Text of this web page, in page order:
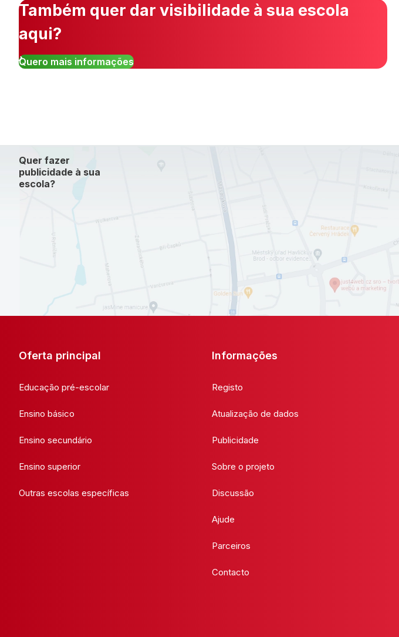
Também quer dar visibilidade à sua escola
aqui?
Quero mais informações
Quer fazer
publicidade à sua
escola?
Oferta principal
Educação pré-escolar
Ensino básico
Ensino secundário
Ensino superior
Outras escolas específicas
Informações
Registo
Atualização de dados
Publicidade
Sobre o projeto
Discussão
Ajude
Parceiros
Contacto